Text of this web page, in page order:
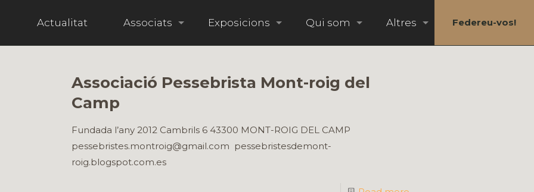
Actualitat Associats Exposicions Qui som Altres Federeu-vos!
Associació Pessebrista Mont-roig del
Camp
Fundada l’any 2012 Cambrils 6 43300 MONT-ROIG DEL CAMP
pessebristes.montroig@gmail.com pessebristesdemont-
roig.blogspot.com.es